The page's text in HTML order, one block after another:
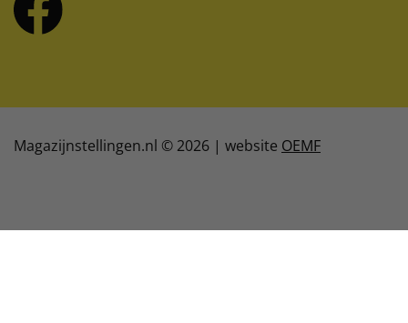
Magazijnstellingen.nl © 2026 | website OEMF